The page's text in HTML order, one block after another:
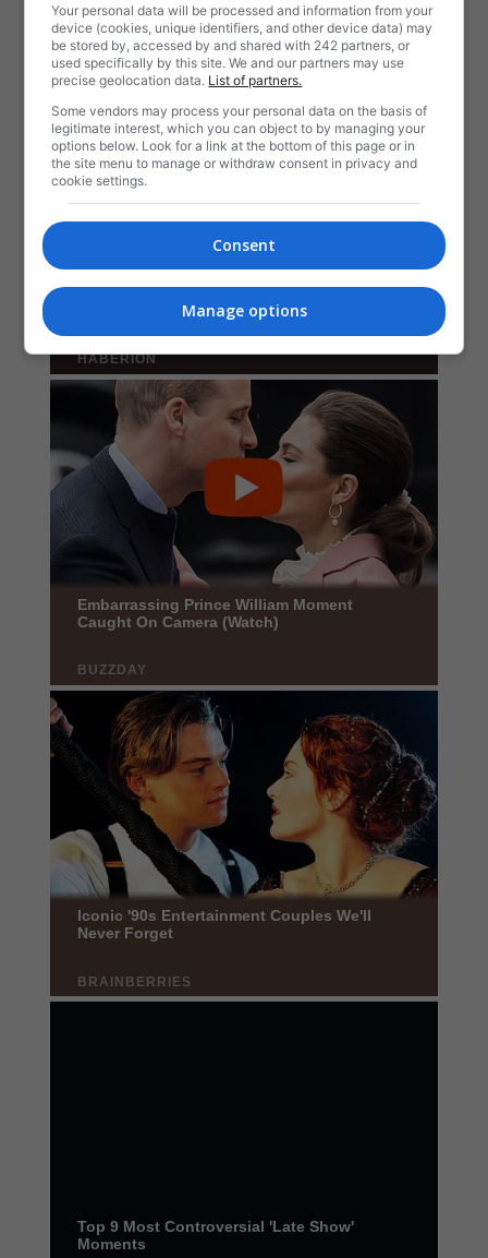
Your personal data will be processed and information from your
device (cookies, unique identifiers, and other device data) may
be stored by, accessed by and shared with 242 partners, or
used specifically by this site. We and our partners may use
precise geolocation data. List of partners.
Some vendors may process your personal data on the basis of
legitimate interest, which you can object to by managing your
options below. Look for a link at the bottom of this page or in
the site menu to manage or withdraw consent in privacy and
cookie settings.
Consent
Manage options